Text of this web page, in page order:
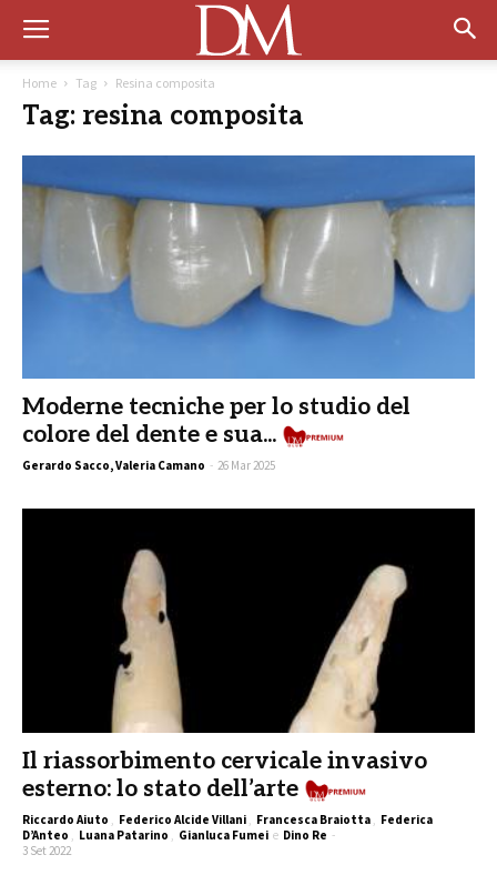
Home Tag Resina composita
Tag: resina composita
Moderne tecniche per lo studio del
colore del dente e sua...
Gerardo Sacco, Valeria Camano - 26 Mar 2025
Il riassorbimento cervicale invasivo
esterno: lo stato dell’arte
Riccardo Aiuto , Federico Alcide Villani , Francesca Braiotta , Federica
D’Anteo , Luana Patarino , Gianluca Fumei e Dino Re -
3 Set 2022